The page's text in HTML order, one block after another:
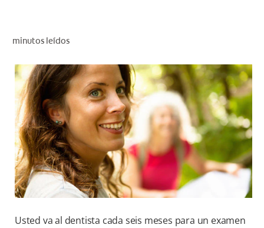
PARA PROFESIONALES
CUPONES
DÓNDE COMPRAR
VE (ES)
minutos leídos
Usted va al dentista cada seis meses para un examen